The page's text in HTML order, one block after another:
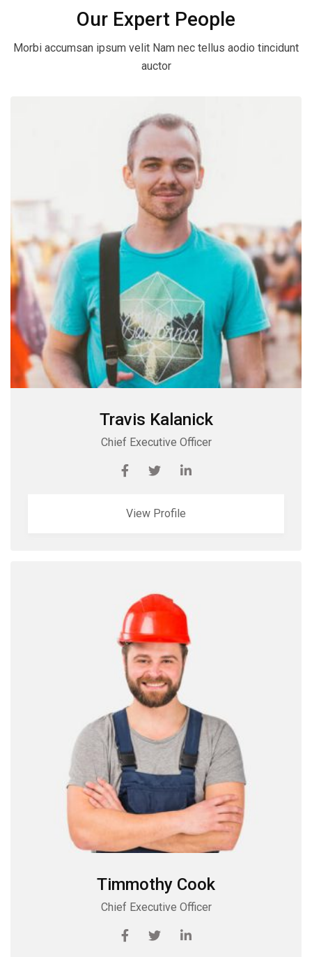
Our Expert People
Morbi accumsan ipsum velit Nam nec tellus aodio tincidunt
auctor
Travis Kalanick
Chief Executive Officer
View Profile
Timmothy Cook
Chief Executive Officer